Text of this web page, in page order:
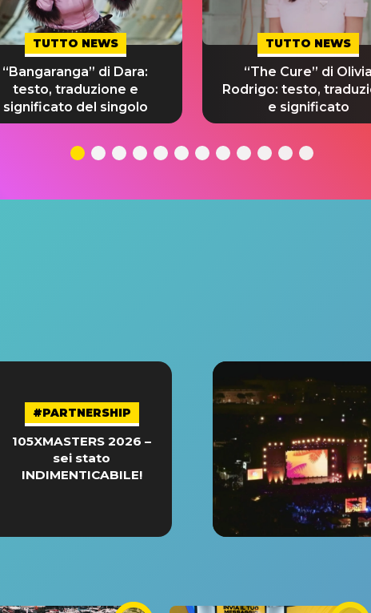
TUTTO NEWS
“Bangaranga” di Dara:
testo, traduzione e
significato del singolo
TUTTO NEWS
“The Cure” di Olivia
Rodrigo: testo,
e significato
#PARTNERSHIP
105XMASTERS 2026 –
sei stato
INDIMENTICABILE!